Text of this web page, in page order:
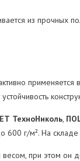
из
ТехноНиколь,
600 г/м². На
при этом он